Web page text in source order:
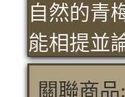
自然的青
能相提並
關聯商品: